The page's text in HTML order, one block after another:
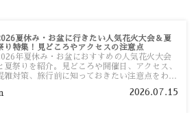
夏休み・お盆に行きたい人気花火大会＆夏
り特集！見どころやアクセスの注意点
年夏休み・お盆におすすめの人気花火大会
夏祭りを紹介。見どころや開催日、アクセス、
雑対策、旅行前に知っておきたい注意点をわか
2026.07.15